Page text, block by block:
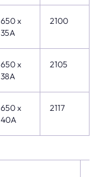
650 x
35A
2100
650 x
38A
2105
650 x
40A
2117